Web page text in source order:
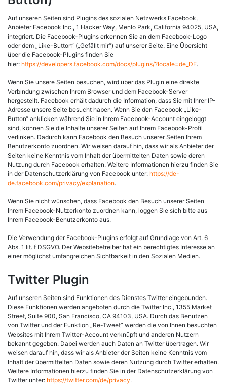
Auf unseren Seiten sind Plugins des sozialen Netzwerks Facebook,
Anbieter Facebook Inc., 1 Hacker Way, Menlo Park, California 94025, USA,
integriert. Die Facebook-Plugins erkennen Sie an dem Facebook-Logo
oder dem „Like-Button“ („Gefällt mir“) auf unserer Seite. Eine Übersicht
über die Facebook-Plugins finden Sie
hier: https://developers.facebook.com/docs/plugins/?locale=de_DE.
Wenn Sie unsere Seiten besuchen, wird über das Plugin eine direkte
Verbindung zwischen Ihrem Browser und dem Facebook-Server
hergestellt. Facebook erhält dadurch die Information, dass Sie mit Ihrer IP-
Adresse unsere Seite besucht haben. Wenn Sie den Facebook „Like-
Button“ anklicken während Sie in Ihrem Facebook-Account eingeloggt
sind, können Sie die Inhalte unserer Seiten auf Ihrem Facebook-Profil
verlinken. Dadurch kann Facebook den Besuch unserer Seiten Ihrem
Benutzerkonto zuordnen. Wir weisen darauf hin, dass wir als Anbieter der
Seiten keine Kenntnis vom Inhalt der übermittelten Daten sowie deren
Nutzung durch Facebook erhalten. Weitere Informationen hierzu finden Sie
in der Datenschutzerklärung von Facebook unter: https://de-
de.facebook.com/privacy/explanation.
Wenn Sie nicht wünschen, dass Facebook den Besuch unserer Seiten
Ihrem Facebook-Nutzerkonto zuordnen kann, loggen Sie sich bitte aus
Ihrem Facebook-Benutzerkonto aus.
Die Verwendung der Facebook-Plugins erfolgt auf Grundlage von Art. 6
Abs. 1 lit. f DSGVO. Der Websitebetreiber hat ein berechtigtes Interesse an
einer möglichst umfangreichen Sichtbarkeit in den Sozialen Medien.
Twitter Plugin
Auf unseren Seiten sind Funktionen des Dienstes Twitter eingebunden.
Diese Funktionen werden angeboten durch die Twitter Inc., 1355 Market
Street, Suite 900, San Francisco, CA 94103, USA. Durch das Benutzen
von Twitter und der Funktion „Re-Tweet“ werden die von Ihnen besuchten
Websites mit Ihrem Twitter-Account verknüpft und anderen Nutzern
bekannt gegeben. Dabei werden auch Daten an Twitter übertragen. Wir
weisen darauf hin, dass wir als Anbieter der Seiten keine Kenntnis vom
Inhalt der übermittelten Daten sowie deren Nutzung durch Twitter erhalten.
Weitere Informationen hierzu finden Sie in der Datenschutzerklärung von
Twitter unter: https://twitter.com/de/privacy.